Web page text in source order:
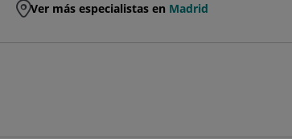
Ver más especialistas en Madrid